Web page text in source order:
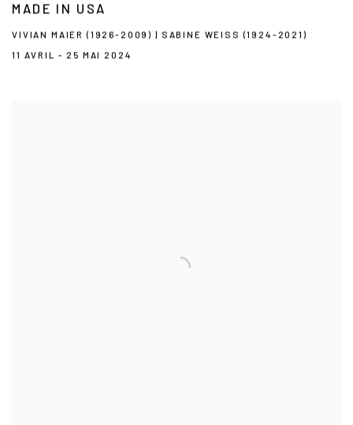
MADE IN USA
VIVIAN MAIER (1926-2009) | SABINE WEISS (1924-2021)
11 AVRIL - 25 MAI 2024